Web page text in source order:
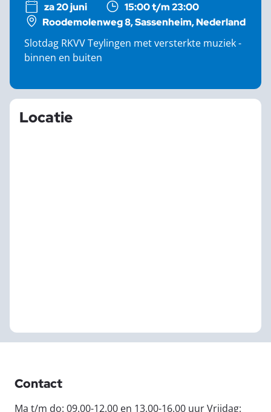
za 20 juni
15:00 t/m 23:00
Roodemolenweg 8, Sassenheim, Nederland
Slotdag RKVV Teylingen met versterkte muziek -
binnen en buiten
Locatie
Contact
Ma t/m do: 09.00-12.00 en 13.00-16.00 uur Vrijdag: